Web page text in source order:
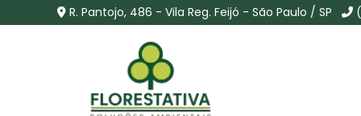
R. Pantojo, 486 - Vila Reg. Feijó - São Paulo / SP